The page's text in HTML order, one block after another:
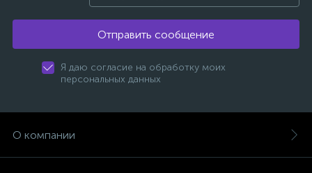
Отправить сообщение
Я даю согласие на обработку моих
персональных данных
О компании